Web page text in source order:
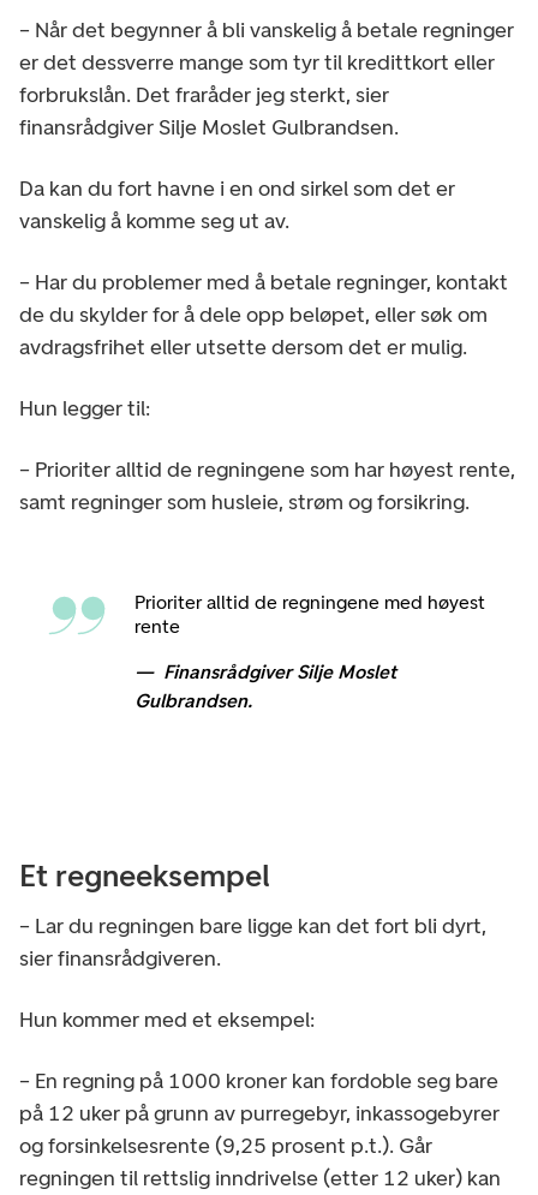
– Når det begynner å bli vanskelig å betale regninger
er det dessverre mange som tyr til kredittkort eller
forbrukslån. Det fraråder jeg sterkt, sier
finansrådgiver Silje Moslet Gulbrandsen.
Da kan du fort havne i en ond sirkel som det er
vanskelig å komme seg ut av.
– Har du problemer med å betale regninger, kontakt
de du skylder for å dele opp beløpet, eller søk om
avdragsfrihet eller utsette dersom det er mulig.
Hun legger til:
– Prioriter alltid de regningene som har høyest rente,
samt regninger som husleie, strøm og forsikring.
Prioriter alltid de regningene med høyest
rente
Finansrådgiver Silje Moslet
Gulbrandsen.
Et regneeksempel
– Lar du regningen bare ligge kan det fort bli dyrt,
sier finansrådgiveren.
Hun kommer med et eksempel:
– En regning på 1000 kroner kan fordoble seg bare
på 12 uker på grunn av purregebyr, inkassogebyrer
og forsinkelsesrente (9,25 prosent p.t.). Går
regningen til rettslig inndrivelse (etter 12 uker) kan